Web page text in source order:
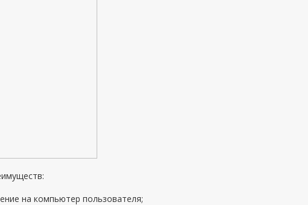
на компьютер пользователя;